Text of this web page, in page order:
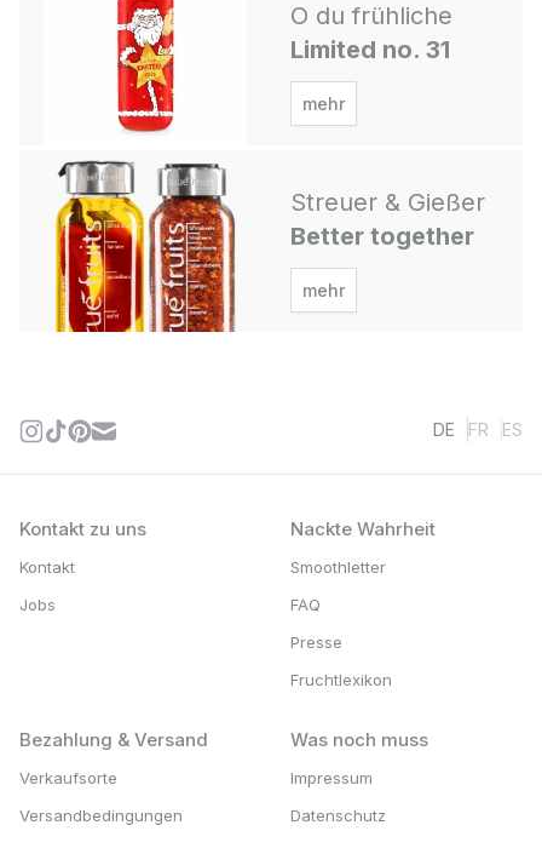
O du frühliche
Limited no. 31
mehr
Streuer & Gießer
Better together
mehr
DE FR ES
Kontakt zu uns
Kontakt
Jobs
Nackte Wahrheit
Smoothletter
FAQ
Presse
Fruchtlexikon
Bezahlung & Versand
Verkaufsorte
Versandbedingungen
Was noch muss
Impressum
Datenschutz